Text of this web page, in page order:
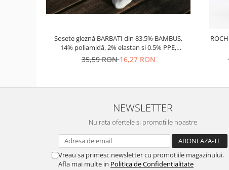
Șosete gleznă BARBATI din 83.5% BAMBUS,
14% poliamidă, 2% elastan si 0.5% PPE,
grosime medie
35,59 RON16,27 RON
NEWSLETTER
Nu rata ofertele si promotiile noastre
Vreau sa primesc newsletter cu promotiile magazinului.
Afla mai multe in Politica de Confidentialitate